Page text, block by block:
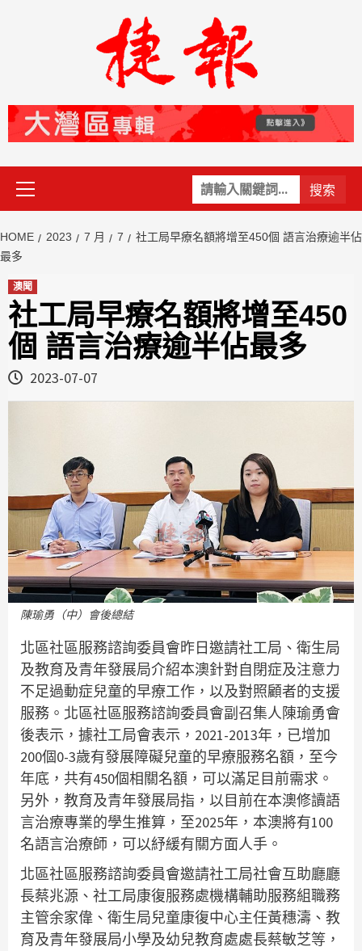
關
鍵
Primary
Menu
HOME 2023 7 月 7
社工局早療名額將增至450個 語言治療逾半佔
最多
澳聞
社工局早療名額將增至450
個 語言治療逾半佔最多
2023-07-07
陳瑜勇（中）會後總結
北區社區服務諮詢委員會昨日邀請社工局、衛生局
及教育及青年發展局介紹本澳針對自閉症及注意力
不足過動症兒童的早療工作，以及對照顧者的支援
服務。北區社區服務諮詢委員會副召集人陳瑜勇會
後表示，據社工局會表示，2021-2013年，已增加
200個0-3歲有發展障礙兒童的早療服務名額，至今
年底，共有450個相關名額，可以滿足目前需求。
另外，教育及青年發展局指，以目前在本澳修讀語
言治療專業的學生推算，至2025年，本澳將有100
名語言治療師，可以紓緩有關方面人手。
北區社區服務諮詢委員會邀請社工局社會互助廳廳
長蔡兆源、社工局康復服務處機構輔助服務組職務
主管余家偉、衛生局兒童康復中心主任黃穗濤、教
育及青年發展局小學及幼兒教育處處長蔡敏芝等，